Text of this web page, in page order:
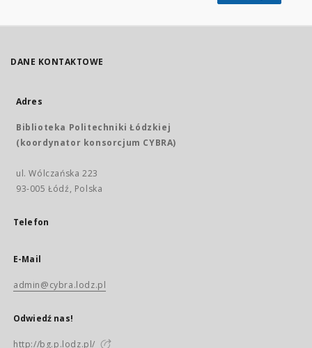
DANE KONTAKTOWE
Adres
Biblioteka Politechniki Łódzkiej
(koordynator konsorcjum CYBRA)
ul. Wólczańska 223
93-005 Łódź, Polska
Telefon
E-Mail
admin@cybra.lodz.pl
Odwiedź nas!
http://bg.p.lodz.pl/